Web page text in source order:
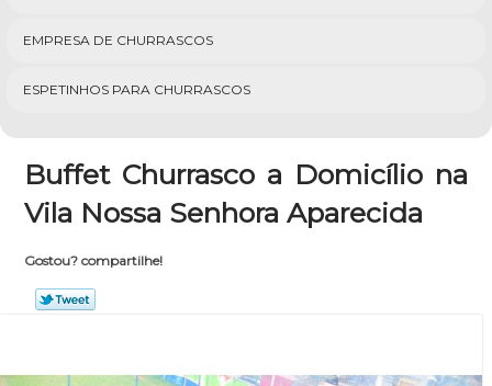
EMPRESA DE CHURRASCOS
ESPETINHOS PARA CHURRASCOS
Buffet Churrasco a Domicílio na
Vila Nossa Senhora Aparecida
Gostou? compartilhe!